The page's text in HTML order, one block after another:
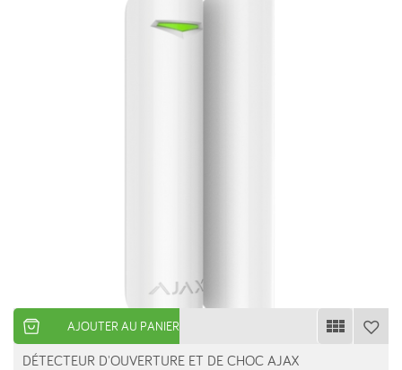
AJOUTER AU PANIER
DÉTECTEUR D'OUVERTURE ET DE CHOC AJAX